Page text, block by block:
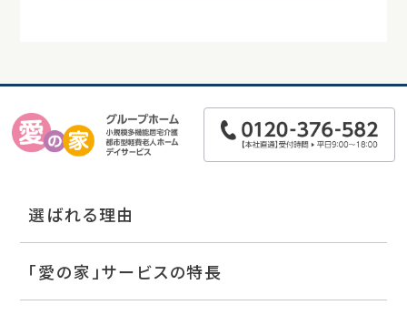
選ばれる理由
「愛の家」サービスの特長